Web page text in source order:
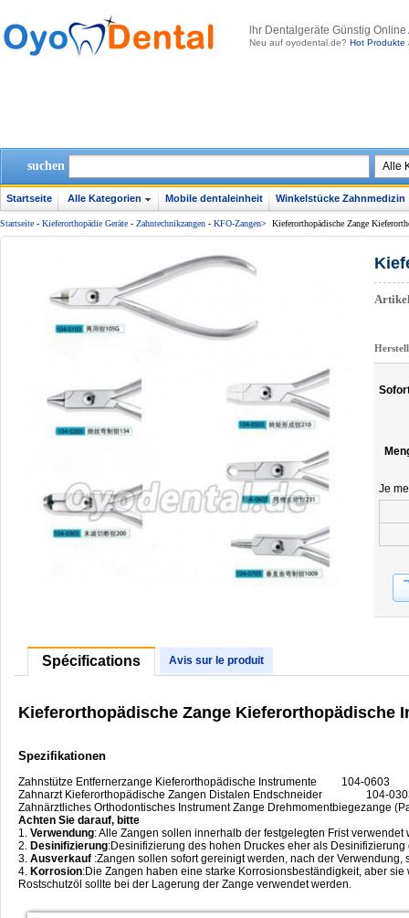
lhr Dentalgeräte Günstig
Neu auf oyodental.de? Hot Produkte
suchen
Startseite Alle Kategorien Mobile dentaleinheit Winkelstücke Zahnmedizin
Startseite - Kieferorthopädie Geräte - Zahntechnikzangen - KFO-Zangen> Kieferorthopädische Zange
Je
Spécifications Avis sur le produit
Kieferorthopädische Zange Kieferorthopädische
Spezifikationen
Zahnstütze Entfernerzange Kieferorthopädische Instrumente 104-0603
Zahnarzt Kieferorthopädische Zangen Distalen Endschneider 104-
Zahnärztliches Orthodontisches Instrument Zange Drehmomentbiegezange
Achten Sie darauf, bitte
1. Verwendung: Alle Zangen sollen innerhalb der festgelegten Frist
2. Desinifizierung:Desinifizierung des hohen Druckes eher als
3. Ausverkauf :Zangen sollen sofort gereinigt werden, nach der
4. Korrosion:Die Zangen haben eine starke Korrosionsbeständigkeit, aber
Rostschutzöl sollte bei der Lagerung der Zange verwendet werden.